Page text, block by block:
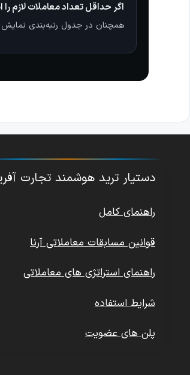
اگر حداقل تعداد معاملات لازم
همچنان در جدول رتبه‌بندی نمایش
دستیار ترید هوشمند تجارت
راهنمای کامل
قوانین مسابقات معاملاتی آرنا
راهنمای استراتژی های معاملاتی
شرایط استفاده
پلن های عضویت